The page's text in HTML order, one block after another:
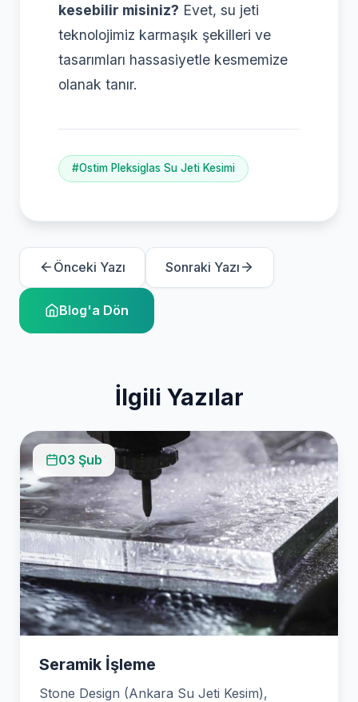
kesebilir misiniz? Evet, su jeti
teknolojimiz karmaşık şekilleri ve
tasarımları hassasiyetle kesmemize
olanak tanır.
#Ostim Pleksiglas Su Jeti Kesimi
Önceki Yazı Sonraki Yazı
Blog'a Dön
İlgili Yazılar
03 Şub
Seramik İşleme
Stone Design (Ankara Su Jeti Kesim),